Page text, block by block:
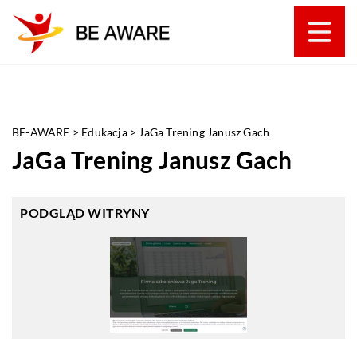
BE-AWARE > Edukacja> JaGa Trening Janusz Gach
JaGa Trening Janusz Gach
PODGLĄD WITRYNY